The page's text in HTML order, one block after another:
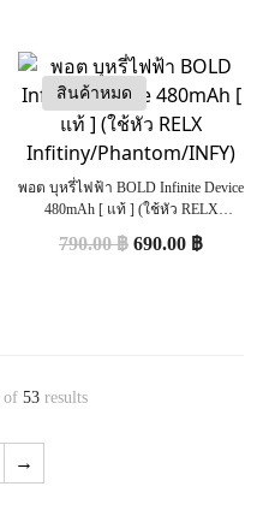
สินค้าหมด
พอต บุหรี่ไฟฟ้า BOLD Infinite Device
480mAh [ แท้ ] (ใช้หัว RELX
790.00฿ 690.00 ฿
of 53 results
→